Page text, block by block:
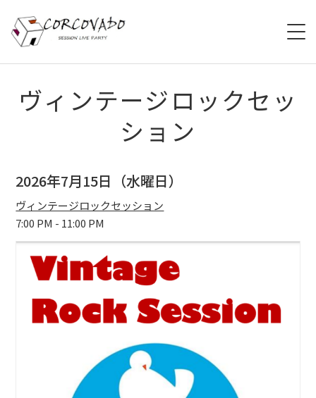
HOME
ABOUT
ACCESS
CONTACT
楽器機材等
ヴィンテージロックセッ
ション
2026年7月15日（水曜日）
ヴィンテージロックセッション
7:00 PM - 11:00 PM